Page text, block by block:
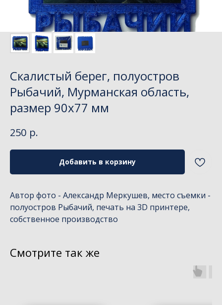
Скалистый берег, полуостров
Рыбачий, Мурманская область,
размер 90х77 мм
250 р.
Добавить в корзину
Автор фото - Александр Меркушев, место съемки -
полуостров Рыбачий, печать на 3D принтере,
собственное производство
Смотрите так же